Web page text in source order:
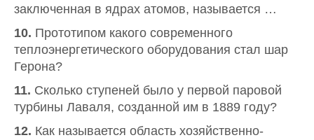
заключенная в ядрах атомов, называется …
10. Прототипом какого современного
теплоэнергетического оборудования стал шар
Герона?
11. Сколько ступеней было у первой паровой
турбины Лаваля, созданной им в 1889 году?
12. Как называется область хозяйственно-